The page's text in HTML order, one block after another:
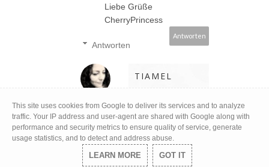
Liebe Grüße
CherryPrincess
Antworten
Antworten
TIAMEL
Jaa schön oder *-
* der Unterschied
ist wirklich
minimal hihihi..
This site uses cookies from Google to deliver its services and to analyze
traffic. Your IP address and user-agent are shared with Google along with
performance and security metrics to ensure quality of service, generate
usage statistics, and to detect and address abuse.
LEARN MORE GOT IT